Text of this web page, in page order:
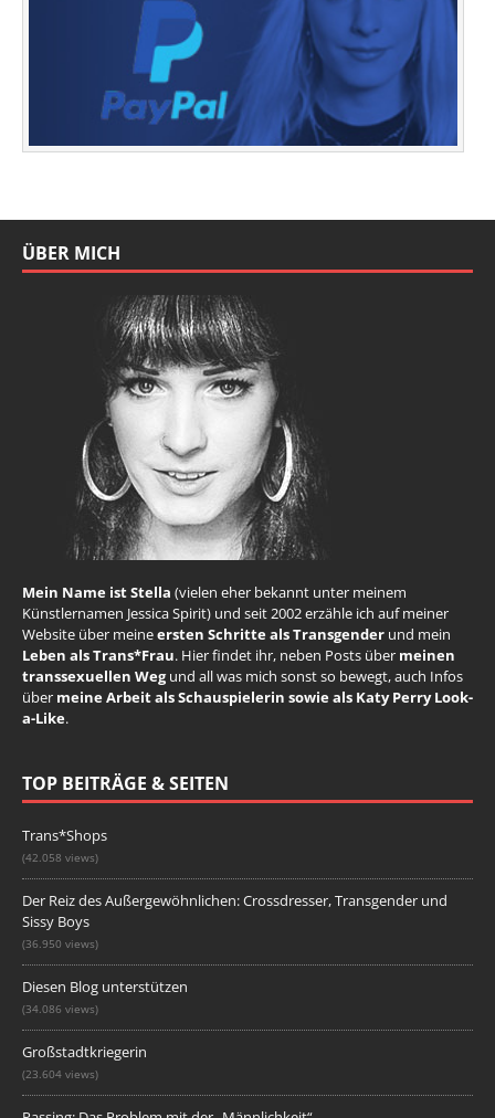
ÜBER MICH
Mein Name ist Stella (vielen eher bekannt unter meinem
Künstlernamen Jessica Spirit) und seit 2002 erzähle ich auf meiner
Website über meineersten Schritte als Transgender und mein
Leben als Trans*Frau. Hier findet ihr, neben Posts über meinen
transsexuellen Wegund all was mich sonst so bewegt, auch Infos
über meine Arbeit als Schauspielerin sowie als Katy Perry Look-
a-Like.
TOP BEITRÄGE & SEITEN
Trans*Shops
(42.058 views)
Der Reiz des Außergewöhnlichen: Crossdresser, Transgender und
Sissy Boys
(36.950 views)
Diesen Blog unterstützen
(34.086 views)
Großstadtkriegerin
(23.604 views)